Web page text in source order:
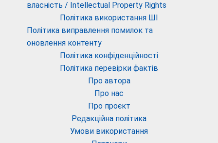
власність / Intellectual Property Rights
Політика використання ШІ
Політика виправлення помилок та
оновлення контенту
Політика конфіденційності
Політика перевірки фактів
Про автора
Про нас
Про проєкт
Редакційна політика
Умови використання